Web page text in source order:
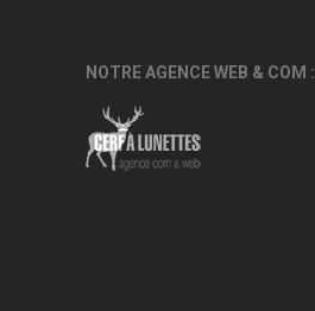
NOTRE AGENCE WEB & COM :